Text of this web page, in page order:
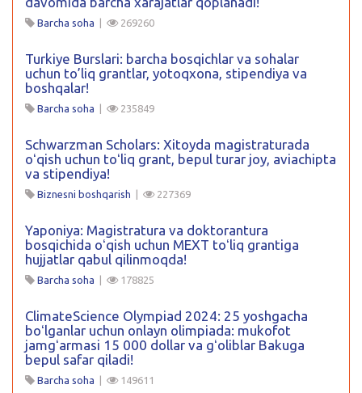
Barcha soha | 269260
Turkiye Burslari: barcha bosqichlar va sohalar
uchun to’liq grantlar, yotoqxona, stipendiya va
boshqalar!
Barcha soha | 235849
Schwarzman Scholars: Xitoyda magistraturada
oʻqish uchun toʻliq grant, bepul turar joy, aviachipta
va stipendiya!
Biznesni boshqarish | 227369
Yaponiya: Magistratura va doktorantura
bosqichida oʻqish uchun MEXT toʻliq grantiga
hujjatlar qabul qilinmoqda!
Barcha soha | 178825
ClimateScience Olympiad 2024: 25 yoshgacha
boʻlganlar uchun onlayn olimpiada: mukofot
jamgʻarmasi 15 000 dollar va gʻoliblar Bakuga
bepul safar qiladi!
Barcha soha | 149611